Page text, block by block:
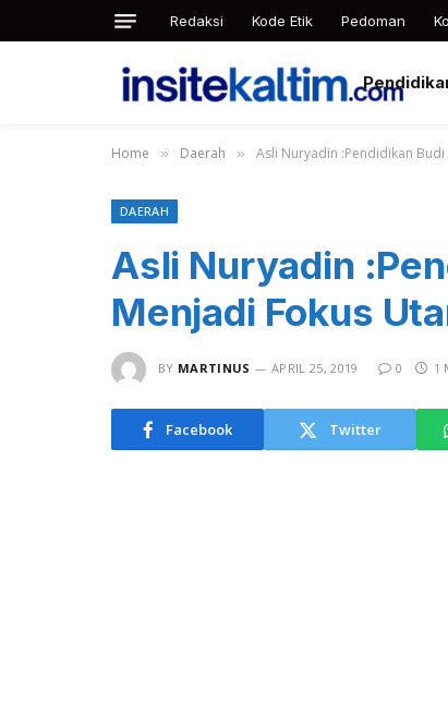
Redaksi Kode Etik Pedoman
Home » Daerah » Asli Nuryadin :Pendidikan
DAERAH
Asli Nuryadin
Menjadi Fokus
BY MARTINUS APRIL 25, 2019 0 1
Facebook Twitter